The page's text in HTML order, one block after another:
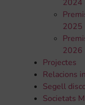
2024
2025
2026
Projectes
Relacions
Segell
Societats